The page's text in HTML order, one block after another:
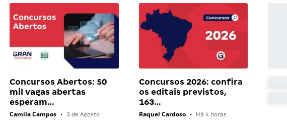
Concursos Abertos: 50
mil vagas abertas
esperam…
Camila Campos • 3 de Agosto
Concursos 2026: confira
os editais previstos,
163…
Raquel Cardoso • Há 4 horas